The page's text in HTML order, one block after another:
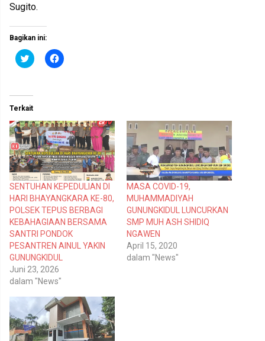
Sugito.
Bagikan ini:
K
l
n
t
u
k
b
e
r
b
a
g
i
p
a
d
a
T
w
i
t
t
e
r
(
M
e
m
b
u
k
a
d
i
K
l
k
m
e
m
b
a
g
i
k
a
n
d
i
F
a
c
e
b
o
(
e
m
b
u
k
a
Terkait
SENTUHAN KEPEDULIAN DI
HARI BHAYANGKARA KE-80,
POLSEK TEPUS BERBAGI
KEBAHAGIAAN BERSAMA
SANTRI PONDOK
PESANTREN AINUL YAKIN
GUNUNGKIDUL
Juni 23, 2026
dalam "News"
MASA COVID-19,
MUHAMMADIYAH
GUNUNGKIDUL LUNCURKAN
SMP MUH ASH SHIDIQ
NGAWEN
April 15, 2020
dalam "News"